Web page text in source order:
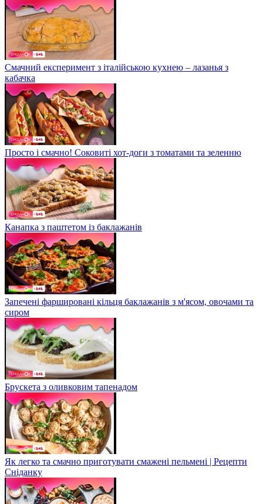
Смачний експеримент з італійською кухнею – лазанья з
кабачка
Просто і смачно! Соковиті хот-доги з томатами та зеленню
Канапка з паштетом із баклажанів
Запечені фаршировані кільця баклажанів з м'ясом, овочами та
сиром
Брускета з оливковим тапенадом
Як легко та смачно приготувати смажені пельмені | Рецепти
Сніданку